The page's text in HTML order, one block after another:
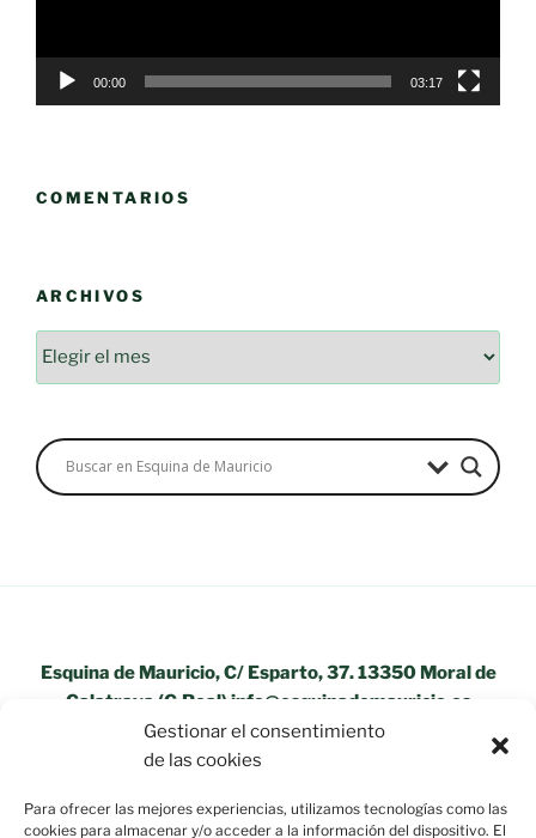
Gestionar el consentimiento
de las cookies
Para ofrecer las mejores experiencias, utilizamos tecnologías como las
cookies para almacenar y/o acceder a la información del dispositivo. El
00:00 03:17
COMENTARIOS
ARCHIVOS
Esquina de Mauricio, C/ Esparto, 37. 13350 Moral de
Calatrava (C.Real) info@esquinademauricio.es
«Aviso Legal»